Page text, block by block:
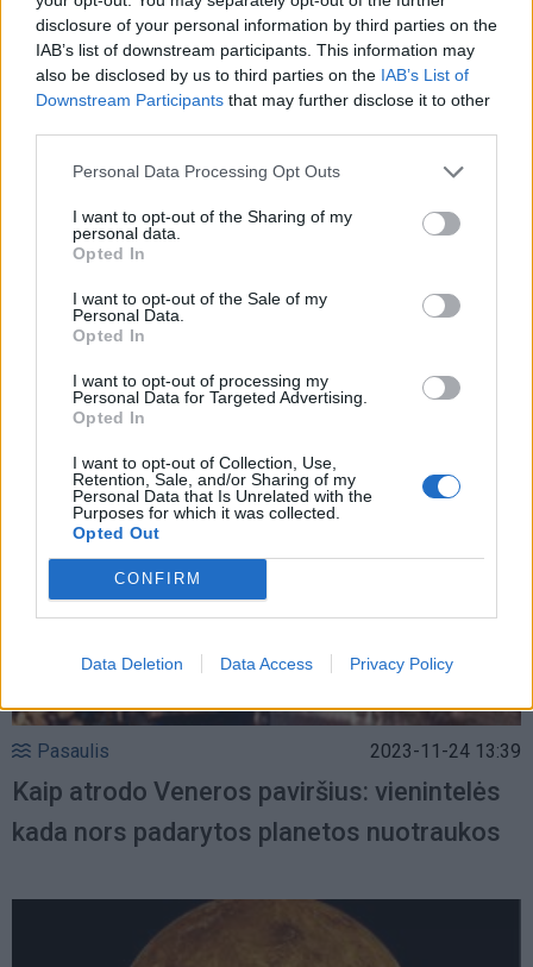
disclosure of your personal information by third parties on the
IAB’s list of downstream participants. This information may
also be disclosed by us to third parties on the IAB’s List of
Downstream Participants that may further disclose it to other
Personal Data Processing Opt Outs
I want to opt-out of the Sharing of my
personal data.
Opted In
I want to opt-out of the Sale of my
Personal Data.
Opted In
I want to opt-out of processing my
Personal Data for Targeted Advertising.
Opted In
I want to opt-out of Collection, Use,
Retention, Sale, and/or Sharing of my
Personal Data that Is Unrelated with the
Purposes for which it was collected.
Opted Out
CONFIRM
Data Deletion Data Access Privacy Policy
Pasaulis
Mokslininkai išsprendė Veneros dingusio
vandens paslaptį
Pasaulis 2023-11-24 13:39
Kaip atrodo Veneros paviršius: vienintelės
kada nors padarytos planetos nuotraukos